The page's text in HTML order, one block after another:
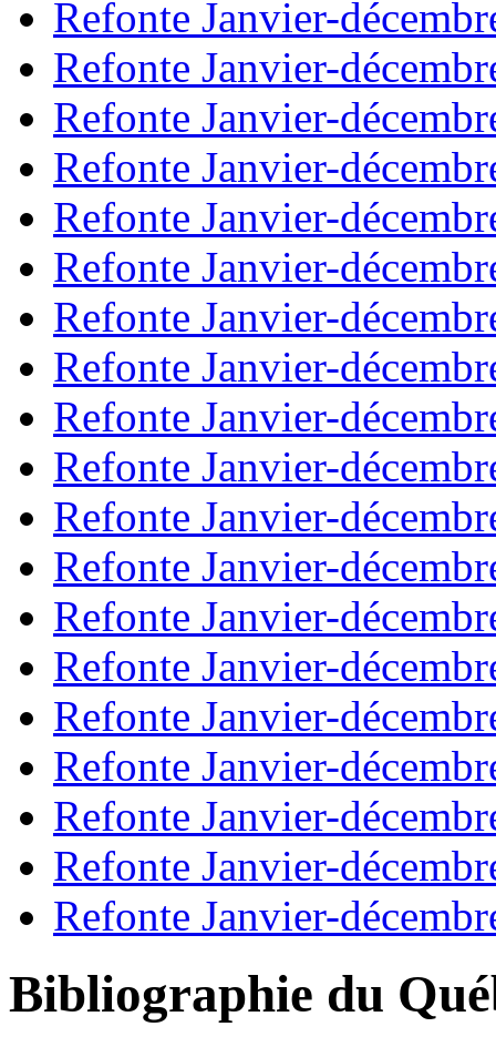
Refonte Janvier-
Refonte Janvier-
Refonte Janvier-
Refonte Janvier-
Refonte Janvier-
Refonte Janvier-
Refonte Janvier-
Refonte Janvier-
Refonte Janvier-
Refonte Janvier-
Refonte Janvier-
Refonte Janvier-
Refonte Janvier-
Refonte Janvier-
Refonte Janvier-
Refonte Janvier-
Refonte Janvier-
Refonte Janvier-
Refonte Janvier-
Bibliographie du